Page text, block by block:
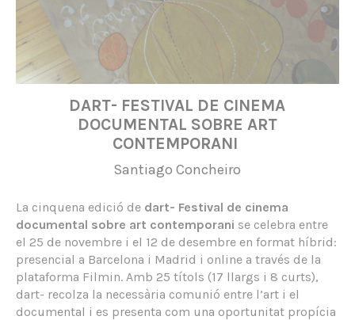
DART- FESTIVAL DE CINEMA
DOCUMENTAL SOBRE ART
CONTEMPORANI
Santiago Concheiro
La cinquena edició de dart- Festival de cinema
documental sobre art contemporani se celebra entre
el 25 de novembre i el 12 de desembre en format híbrid:
presencial a Barcelona i Madrid i online a través de la
plataforma Filmin. Amb 25 títols (17 llargs i 8 curts),
dart- recolza la necessària comunió entre l’art i el
documental i es presenta com una oportunitat propícia